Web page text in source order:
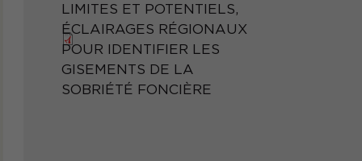
LIMITES ET POTENTIELS,
ÉCLAIRAGES RÉGIONAUX
POUR IDENTIFIER LES
GISEMENTS DE LA
SOBRIÉTÉ FONCIÈRE